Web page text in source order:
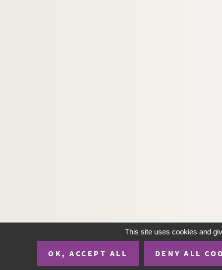
This site uses cookies and
OK, ACCEPT ALL DENY ALL